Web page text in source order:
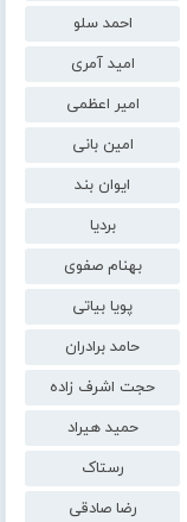
احمد سلو
امید آمری
امیر اعظمی
امین بانی
ایوان بند
بردیا
بهنام صفوی
پویا بیاتی
حامد برادران
حجت اشرف زاده
حمید هیراد
رستاک
رضا صادقی